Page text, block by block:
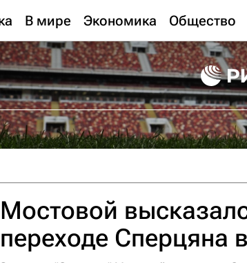
В мире Экономика Общество
Мостовой
переходе Сперцяна